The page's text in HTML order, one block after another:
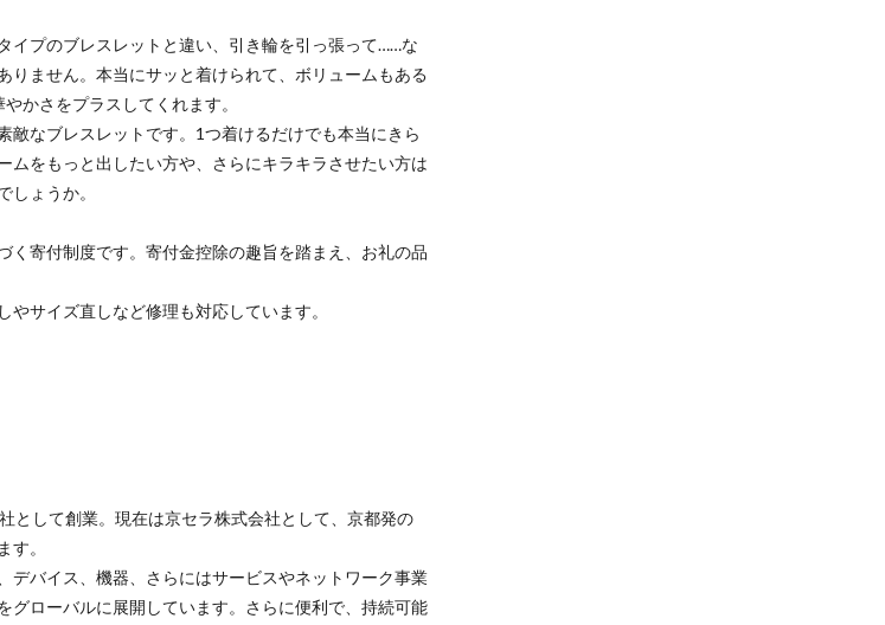
イプのブレスレットと違い、引き輪を引っ張って……な
りません。本当にサッと着けられて、ボリュームもある
かさをプラスしてくれます。
敵なブレスレットです。1つ着けるだけでも本当にきら
ムをもっと出したい方や、さらにキラキラさせたい方は
しょうか。
く寄付制度です。寄付金控除の趣旨を踏まえ、お礼の品
サイズ直しなど修理も対応しています。
として創業。現在は京セラ株式会社として、京都発の
す。
デバイス、機器、さらにはサービスやネットワーク事業
グローバルに展開しています。さらに便利で、持続可能